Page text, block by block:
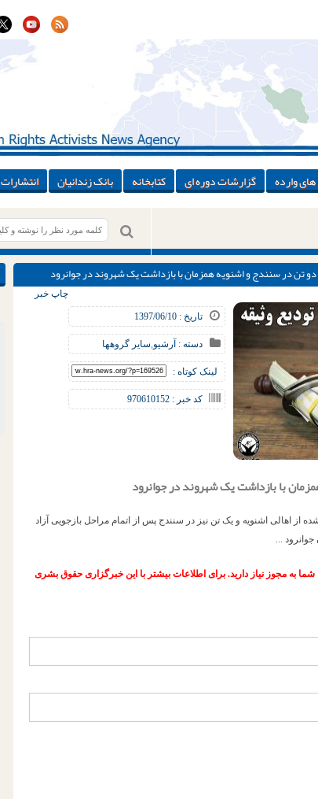
های وارده گزارشات دوره ای کتابخانه بانک زندانیان انتشارات
تن در سنندج و‌ اشنویه همزمان با بازداشت یک شهروند در جوانرود
تاریخ : 1397/06/10
دسته : آرشیو,سایر گروهها
لینک کوتاه :
کد خبر : 970610152
چاپ خبر
با بازداشت یک شهروند در جوانرود
از اهالی اشنویه و یک تن نیز در سنندج پس از اتمام مراحل بازجویی آزاد
...
به مجوز نیاز دارید. برای اطلاعات بیشتر با این خبرگزاری حقوق بشری